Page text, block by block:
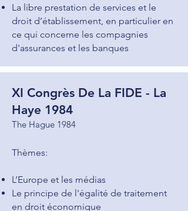
La libre prestation de services et le
droit d’établissement, en particulier en
ce qui concerne les compagnies
d'assurances et les banques
XI Congrès De La FIDE - La
Haye 1984
The Hague 1984
Thèmes:
L’Europe et les médias
Le principe de l'égalité de traitement
en droit économique